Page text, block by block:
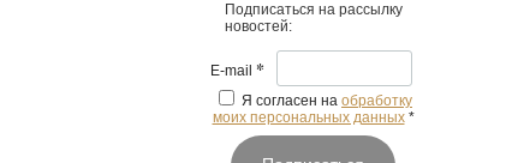
Подписаться на рассылку
новостей:
E-mail *
Я согласен на обработку
моих персональных данных *